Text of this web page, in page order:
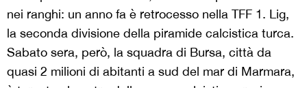
nei ranghi: un anno fa è retrocesso nella TFF 1. Lig,
la seconda divisione della piramide calcistica turca.
Sabato sera, però, la squadra di Bursa, città da
quasi 2 milioni di abitanti a sud del mar di Marmara,